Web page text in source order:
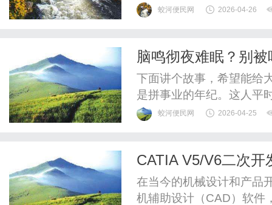
工作效率和数据安全。在
解和应用这一工具。一、
蛟河便民网 2026-04-26
脑鸣彻夜难眠？别
案，把“嗡嗡”声压下
下面讲个故事，希望能给
是拼事业的年纪。这人平
夜，精神时刻紧绷着。大
里传过来的干扰波，搞得
蛟河便民网 2026-04-25
CATIA V5/V6二次
在当今的机械设计和产品
机辅助设计（CAD）软件